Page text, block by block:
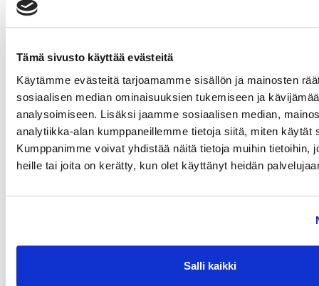
Tämä sivusto käyttää evästeitä
Käytämme evästeitä tarjoamamme sisällön ja mainosten
sosiaalisen median ominaisuuksien tukemiseen ja
analysoimiseen. Lisäksi jaamme sosiaalisen median,
analytiikka-alan kumppaneillemme tietoja siitä, miten käytät
Kumppanimme voivat yhdistää näitä tietoja muihin tietoihin,
heille tai joita on kerätty, kun olet käyttänyt heidän
Salli kaikki
06.08.
Tervetuloa uudet opiskelijat!
12.06. Kuntosalien kesän aukioloajat
10.06. Wanted: Uusia ohjaajia